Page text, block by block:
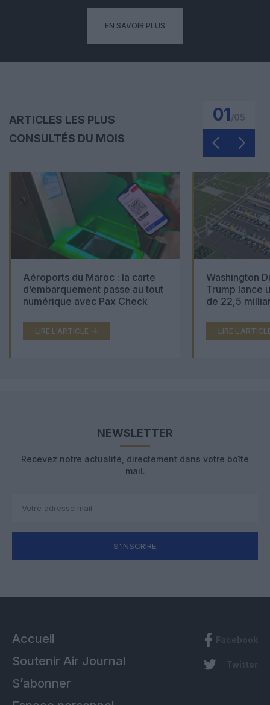
EN SAVOIR PLUS
ARTICLES LES PLUS
CONSULTÉS DU MOIS
01
Aéroports du Maroc : la carte
d’embarquement passe au tout
numérique avec Pax Check
LIRE L'ARTICLE
Washington
Trump lance
de 22,5
LIRE
NEWSLETTER
Recevez notre actualité, directement dans votre boîte
mail.
S'INSCRIRE
Accueil
Soutenir Air Journal
S’abonner